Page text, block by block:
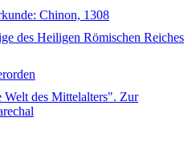
Chinon, 1308
des Heiligen Römischen Reiches
des Mittelalters". Zur